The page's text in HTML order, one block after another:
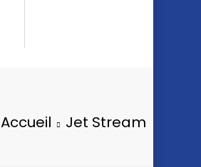
Accueil Jet Stream